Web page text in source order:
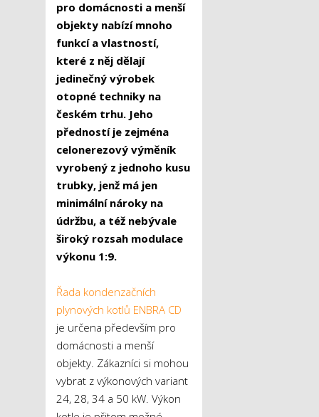
pro domácnosti a menší
objekty nabízí mnoho
funkcí a vlastností,
které z něj dělají
jedinečný výrobek
otopné techniky na
českém trhu. Jeho
předností je zejména
celonerezový výměník
vyrobený z jednoho kusu
trubky, jenž má jen
minimální nároky na
údržbu, a též nebývale
široký rozsah modulace
výkonu 1:9.
Řada kondenzačních
plynových kotlů ENBRA CD
je určena především pro
domácnosti a menší
objekty. Zákazníci si mohou
vybrat z výkonových variant
24, 28, 34 a 50 kW. Výkon